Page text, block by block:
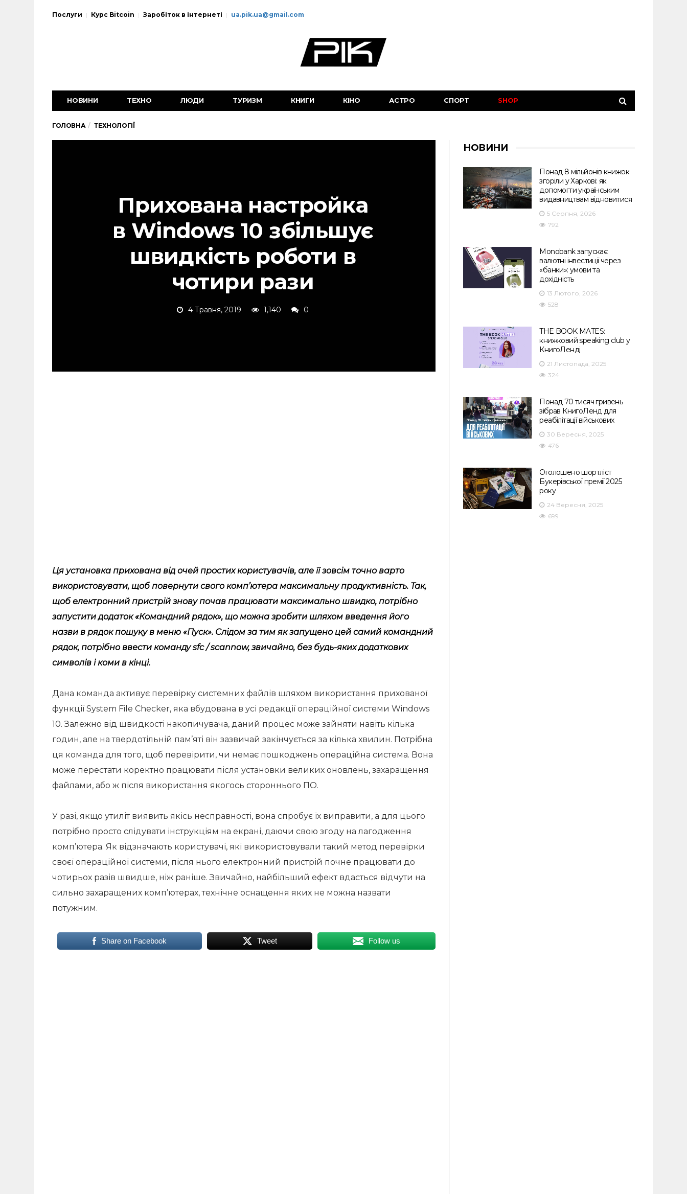
Послуги Курс Bitcoin Заробіток в інтернеті ua.pik.ua@gmail.com
НОВИНИ ТЕХНО ЛЮДИ ТУРИЗМ КНИГИ КІНО АСТРО СПОРТ SHOP
ГОЛОВНА ТЕХНОЛОГІЇ
Прихована настройка
в Windows 10 збільшує
швидкість роботи в
чотири рази
4 Травня, 2019 1,140 0
Ця установка прихована від очей простих користувачів, але її зовсім точно варто
використовувати, щоб повернути свого комп’ютера максимальну продуктивність. Так,
щоб електронний пристрій знову почав працювати максимально швидко, потрібно
запустити додаток «Командний рядок», що можна зробити шляхом введення його
назви в рядок пошуку в меню «Пуск». Слідом за тим як запущено цей самий командний
рядок, потрібно ввести команду sfc / scannow, звичайно, без будь-яких додаткових
символів і коми в кінці.
Дана команда активує перевірку системних файлів шляхом використання прихованої
функції System File Checker, яка вбудована в усі редакції операційної системи Windows
10. Залежно від швидкості накопичувача, даний процес може зайняти навіть кілька
годин, але на твердотільній пам’яті він зазвичай закінчується за кілька хвилин. Потрібна
ця команда для того, щоб перевірити, чи немає пошкоджень операційна система. Вона
може перестати коректно працювати після установки великих оновлень, захаращення
файлами, або ж після використання якогось стороннього ПО.
У разі, якщо утиліт виявить якісь несправності, вона спробує їх виправити, а для цього
потрібно просто слідувати інструкціям на екрані, даючи свою згоду на лагодження
комп’ютера. Як відзначають користувачі, які використовували такий метод перевірки
своєї операційної системи, після нього електронний пристрій почне працювати до
чотирьох разів швидше, ніж раніше. Звичайно, найбільший ефект вдасться відчути на
сильно захаращених комп’ютерах, технічне оснащення яких не можна назвати
потужним.
Share on Facebook Tweet Follow us
НОВИНИ
Понад 8 мільйонів книжок
згоріли у Харкові: як
допомогти українським
видавництвам відновитися
5 Серпня, 2026
792
Monobank запускає
валютні інвестиції через
«банки»: умови та
дохідність
13 Лютого, 2026
528
THE BOOK MATES:
книжковий speaking club у
КнигоЛенді
21 Листопада, 2025
324
Понад 70 тисяч гривень
зібрав КнигоЛенд для
реабілітації військових
30 Вересня, 2025
476
Оголошено шортліст
Букерівської премії 2025
року
24 Вересня, 2025
699